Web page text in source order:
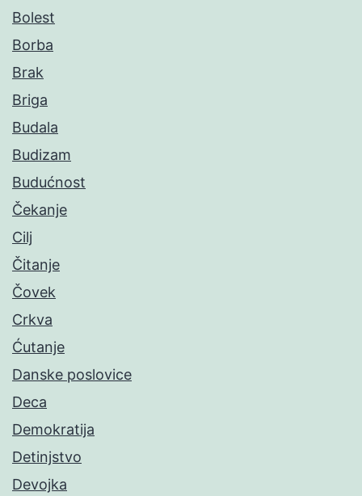
Bolest
Borba
Brak
Briga
Budala
Budizam
Budućnost
Čekanje
Cilj
Čitanje
Čovek
Crkva
Ćutanje
Danske poslovice
Deca
Demokratija
Detinjstvo
Devojka